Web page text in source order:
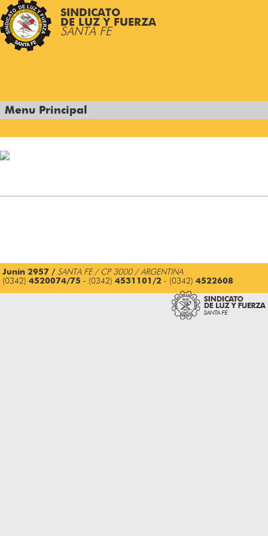
SINDICATO
DE LUZ Y FUERZA
SANTA FE
Menu Principal
Junín 2957 / SANTA FE / CP 3000 / ARGENTINA
(0342)4520074/75 - (0342)4531101/2 - (0342)4522608